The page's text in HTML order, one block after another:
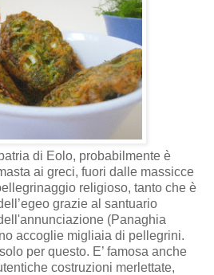
di Eolo, probabilmente è
ai greci, fuori dalle massicce
religioso, tanto che è
grazie al santuario
(Panaghia
accoglie migliaia di pellegrini.
per questo. E’ famosa anche
costruzioni merlettate,